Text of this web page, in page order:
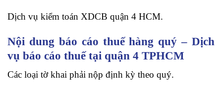
Dịch vụ kiểm toán XDCB quận 4 HCM.
Nội dung báo cáo thuế hàng quý – Dịch
vụ báo cáo thuế tại quận 4 TPHCM
Các loại tờ khai phải nộp định kỳ theo quý.